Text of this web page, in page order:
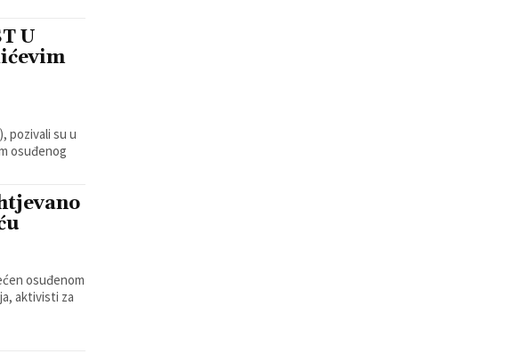
U
pozivali su u
osuđenog
osuđenom
aktivisti za